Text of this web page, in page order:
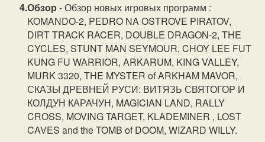
Обзор - Обзор новых игровых программ :
KOMANDO-2, PEDRO NA OSTROVE PIRATOV,
DIRT TRACK RACER, DOUBLE DRAGON-2, THE
CYCLES, STUNT MAN SEYMOUR, CHOY LEE FUT
KUNG FU WARRIOR, ARKARUM, KING VALLEY,
MURK 3320, THE MYSTER of ARKHAM MAVOR,
СКАЗЫ ДРЕВНЕЙ РУСИ: ВИТЯЗЬ СВЯТОГОР И
КОЛДУН КАРАЧУН, MAGICIAN LAND, RALLY
CROSS, MOVING TARGET, KLADEMINER , LOST
CAVES and the TOMB of DOOM, WIZARD WILLY.